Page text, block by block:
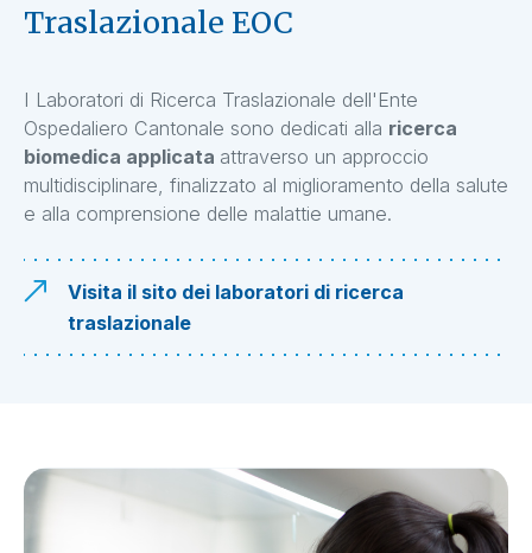
Traslazionale EOC
I Laboratori di Ricerca Traslazionale dell'Ente
Ospedaliero Cantonale sono dedicati alla ricerca
biomedica applicata attraverso un approccio
multidisciplinare, finalizzato al miglioramento della salute
e alla comprensione delle malattie umane.
Visita il sito dei laboratori di ricerca
traslazionale